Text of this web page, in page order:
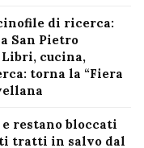
di ricerca:
San Pietro
Libri, cucina,
torna la “Fiera
restano bloccati
tratti in salvo dal